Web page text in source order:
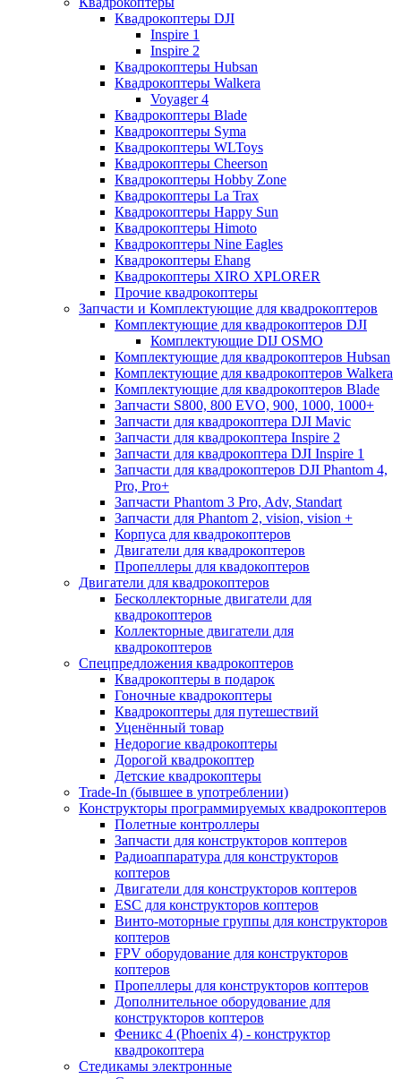
Квадрокоптеры DJI
Inspire 1
Inspire 2
Квадрокоптеры Hubsan
Квадрокоптеры Walkera
Voyager 4
Квадрокоптеры Blade
Квадрокоптеры Syma
Квадрокоптеры WLToys
Квадрокоптеры Cheerson
Квадрокоптеры Hobby Zone
Квадрокоптеры La Trax
Квадрокоптеры Happy Sun
Квадрокоптеры Himoto
Квадрокоптеры Nine Eagles
Квадрокоптеры Ehang
Квадрокоптеры XIRO XPLORER
Прочие квадрокоптеры
Запчасти и Комплектующие для квадрокоптеров
Комплектующие для квадрокоптеров DJI
Комплектующие DIJ OSMO
Комплектующие для квадрокоптеров Hubsan
Комплектующие для квадрокоптеров Walkera
Комплектующие для квадрокоптеров Blade
Запчасти S800, 800 EVO, 900, 1000, 1000+
Запчасти для квадрокоптера DJI Mavic
Запчасти для квадрокоптера Inspire 2
Запчасти для квадрокоптера DJI Inspire 1
Запчасти для квадрокоптеров DJI Phantom 4,
Pro, Pro+
Запчасти Phantom 3 Pro, Adv, Standart
Запчасти для Phantom 2, vision, vision +
Корпуса для квадрокоптеров
Двигатели для квадрокоптеров
Пропеллеры для квадокоптеров
Двигатели для квадрокоптеров
Бесколлекторные двигатели для
квадрокоптеров
Коллекторные двигатели для
квадрокоптеров
Спецпредложения квадрокоптеров
Квадрокоптеры в подарок
Гоночные квадрокоптеры
Квадрокоптеры для путешествий
Уценённый товар
Недорогие квадрокоптеры
Дорогой квадрокоптер
Детские квадрокоптеры
Trade-In (бывшее в употреблении)
Конструкторы программируемых квадрокоптеров
Полетные контроллеры
Запчасти для конструкторов коптеров
Радиоаппаратура для конструкторов
коптеров
Двигатели для конструкторов коптеров
ESC для конструкторов коптеров
Винто-моторные группы для конструкторов
коптеров
FPV оборудование для конструкторов
коптеров
Пропеллеры для конструкторов коптеров
Дополнительное оборудование для
конструкторов коптеров
Феникс 4 (Phoenix 4) - конструктор
квадрокоптера
Cтедикамы электронные